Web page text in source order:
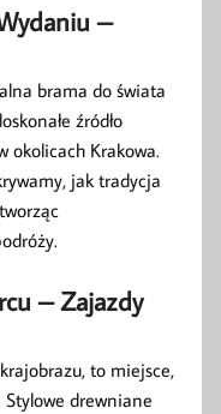
–
brama do świata
źródło
okolicach Krakowa.
jak tradycja
– Zajazdy
to miejsce,
drewniane